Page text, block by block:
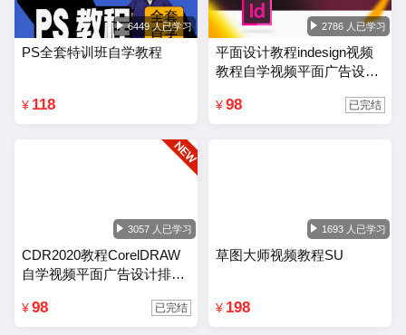
6449 人已学习
PS全套特训班自学教程
¥ 118
2786 人已学习
平面设计教程indesign视频
教程自学视频平面广告设计
¥ 98 已完结
3057 人已学习
CDR2020教程CorelDRAW
自学视频平面广告设计排版
¥ 98 已完结
1693 人已学习
草图大师视频教程SU
¥ 198